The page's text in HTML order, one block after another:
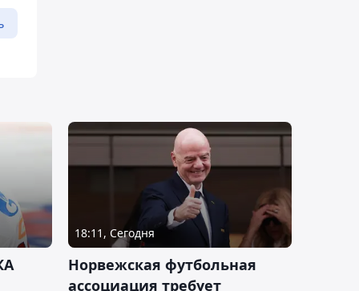
18:11, Сегодня
Норвежская футбольная
ассоциация требует